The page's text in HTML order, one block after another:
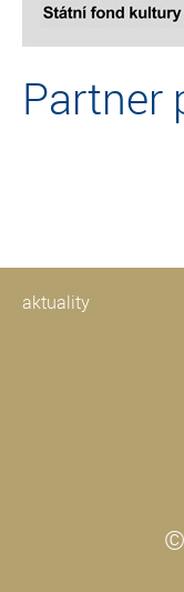
Partner
aktuality